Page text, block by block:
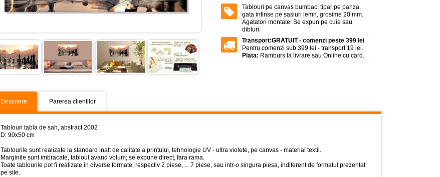
Tablouri pe canvas bumbac, tipar pe panza,
gata intinse pe sasiuri lemn, grosime 20 mm.
Agatatori montate! Se expun pe cuie sau
dibluri.
Transport:GRATUIT - comenzi peste 399 lei
Pentru comenzi sub 399 lei - transport 19 lei.
Plata: Ramburs la livrare sau Online cu card.
Descriere Parerea clientilor
Tablouri tabla de sah, abstract 2002
D: 90x50 cm
Tablourile sunt realizate la standard inalt de calitate a printului, tehnologie UV - ultra violete, pe canvas - material textil.
Marginile sunt imbracate, tabloul avand volum; se expune direct, fara rama.
Toate tablourile pot fi realizate in diverse formate, respectiv 2 piese, ... 7 piese, sau intr-o singura piesa, indiferent de formatul prezentat
pe site.